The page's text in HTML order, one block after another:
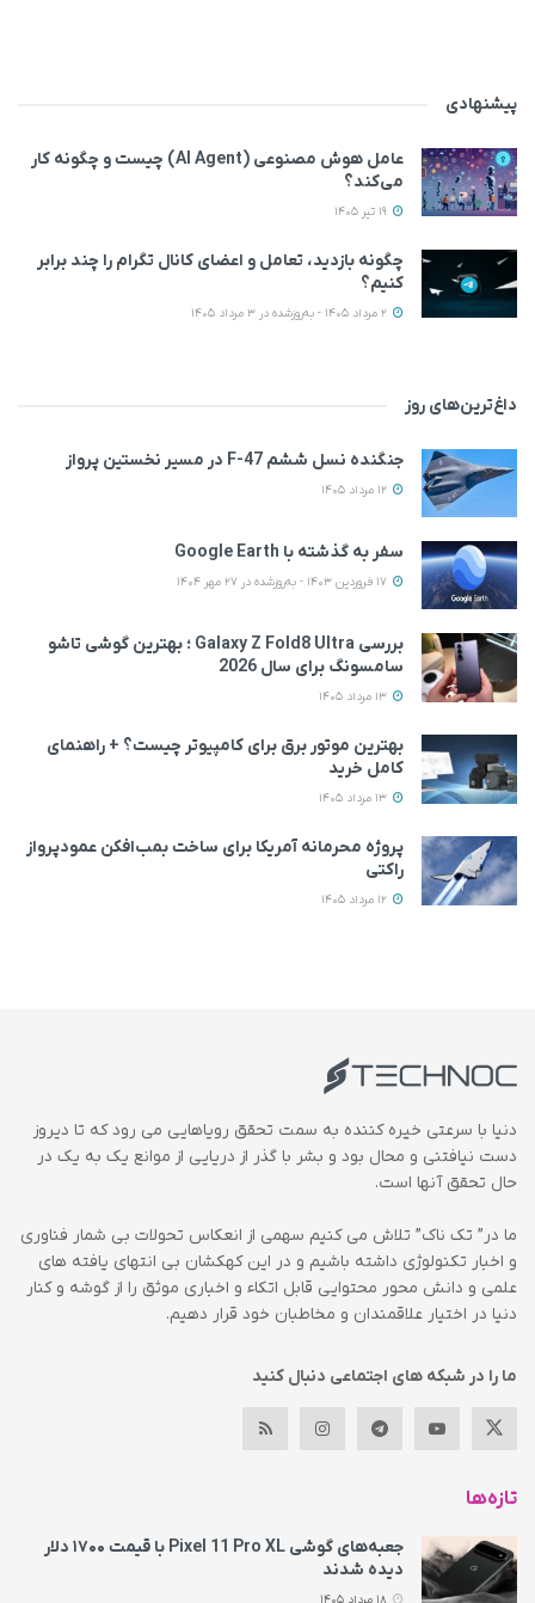
پیشنهادی
عامل هوش مصنوعی (AI Agent) چیست و چگونه کار
می‌کند؟
چگونه بازدید، تعامل و اعضای کانال تگرام را چند برابر
کنیم؟
داغ‌ترین‌های روز
جنگنده نسل ششم F-47 در مسیر نخستین پرواز
سفر به گذشته با Google Earth
بررسی Galaxy Z Fold8 Ultra ؛ بهترین گوشی تاشو
سامسونگ برای سال 2026
بهترین موتور برق برای کامپیوتر چیست؟ + راهنمای
کامل خرید
پروژه محرمانه آمریکا برای ساخت بمب‌افکن عمودپرواز
راکتی
دنیا با سرعتی خیره کننده به سمت تحقق رویاهایی می رود که تا دیروز
دست نیافتنی و محال بود و بشر با گذر از دریایی از موانع یک به یک در
حال تحقق آنها است.
ما در” تک ناک” تلاش می کنیم سهمی از انعکاس تحولات بی شمار فناوری
و اخبار تکنولوژی داشته باشیم و در این کهکشان بی انتهای یافته های
علمی و دانش محور محتوایی قابل اتکاء و اخباری موثق را از گوشه و کنار
دنیا در اختیار علاقمندان و مخاطبان خود قرار دهیم.
ما را در شبکه های اجتماعی دنبال کنید
تازه‌ها
جعبه‌های گوشی Pixel 11 Pro XL با قیمت ۱۷۰۰ دلار
دیده شدند